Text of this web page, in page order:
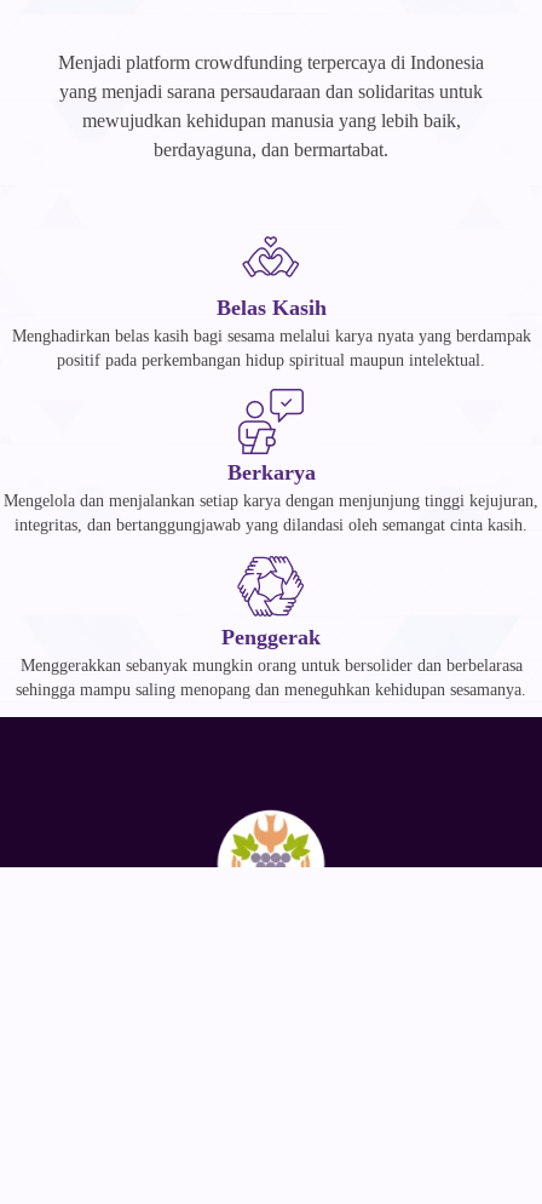
Menjadi platform crowdfunding terpercaya di Indonesia
yang menjadi sarana persaudaraan dan solidaritas untuk
mewujudkan kehidupan manusia yang lebih baik,
berdayaguna, dan bermartabat.
Belas Kasih
Menghadirkan belas kasih bagi sesama melalui karya nyata yang berdampak
positif pada perkembangan hidup spiritual maupun intelektual.
Berkarya
Mengelola dan menjalankan setiap karya dengan menjunjung tinggi kejujuran,
integritas, dan bertanggungjawab yang dilandasi oleh semangat cinta kasih.
Penggerak
Menggerakkan sebanyak mungkin orang untuk bersolider dan berbelarasa
sehingga mampu saling menopang dan meneguhkan kehidupan sesamanya.